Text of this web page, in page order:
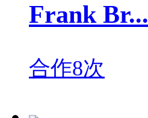
Frank Br...
合作8次